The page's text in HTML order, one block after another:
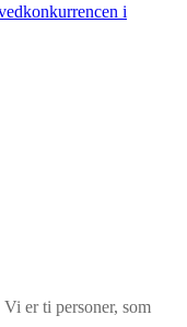
i
er ti personer, som